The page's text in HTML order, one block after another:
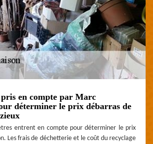
pris en compte par Marc
déterminer le prix débarras de
entrent en compte pour déterminer le prix
Les frais de déchetterie et le coût du recyclage